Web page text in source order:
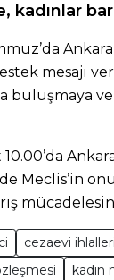
kadınlar
mesajı
buluşmaya
Meclis’in
cezaevi ihlalleri
kadın